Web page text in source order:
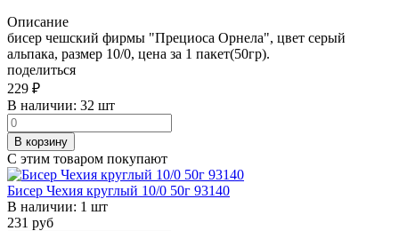
Описание
бисер чешский фирмы "Прециоса Орнела", цвет серый
альпака, размер 10/0, цена за 1 пакет(50гр).
поделиться
229 ₽
В наличии: 32 шт
В корзину
С этим товаром покупают
Бисер Чехия круглый 10/0 50г 93140
В наличии: 1 шт
231 руб